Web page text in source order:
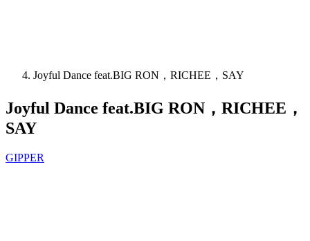
Joyful Dance feat.BIG RON，RICHEE，SAY
Joyful Dance feat.BIG RON，RICHEE，
SAY
GIPPER